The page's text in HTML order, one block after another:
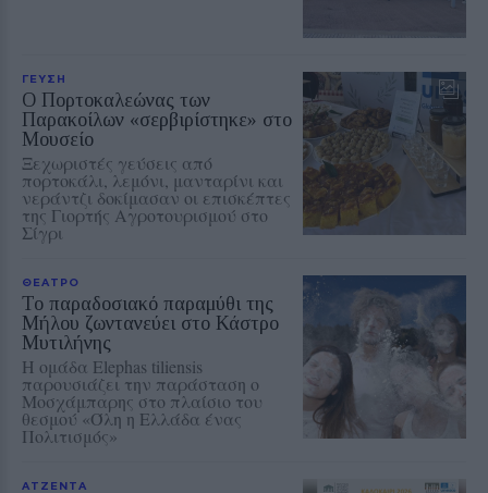
ΓΕΥΣΗ
Ο Πορτοκαλεώνας των
Παρακοίλων «σερβιρίστηκε» στο
Μουσείο
Ξεχωριστές γεύσεις από
πορτοκάλι, λεμόνι, μανταρίνι και
νεράντζι δοκίμασαν οι επισκέπτες
της Γιορτής Αγροτουρισμού στο
Σίγρι
ΘΕΑΤΡΟ
Το παραδοσιακό παραμύθι της
Μήλου ζωντανεύει στο Κάστρο
Μυτιλήνης
Η ομάδα Elephas tiliensis
παρουσιάζει την παράσταση o
Μοσχάμπαρης στο πλαίσιο του
θεσμού «Όλη η Ελλάδα ένας
Πολιτισμός»
ΑΤΖΕΝΤΑ